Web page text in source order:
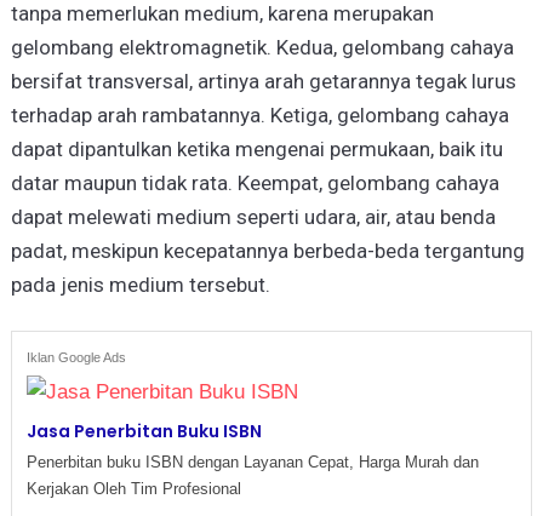
tanpa memerlukan medium, karena merupakan
gelombang elektromagnetik. Kedua, gelombang cahaya
bersifat transversal, artinya arah getarannya tegak lurus
terhadap arah rambatannya. Ketiga, gelombang cahaya
dapat dipantulkan ketika mengenai permukaan, baik itu
datar maupun tidak rata. Keempat, gelombang cahaya
dapat melewati medium seperti udara, air, atau benda
padat, meskipun kecepatannya berbeda-beda tergantung
pada jenis medium tersebut.
Iklan Google Ads
Jasa Penerbitan Buku ISBN
Penerbitan buku ISBN dengan Layanan Cepat, Harga Murah dan
Kerjakan Oleh Tim Profesional